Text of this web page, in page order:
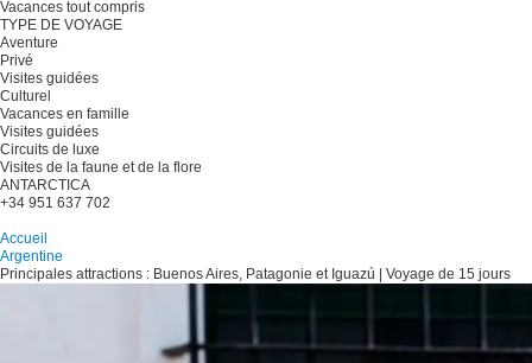
Vacances tout compris
TYPE DE VOYAGE
Aventure
Privé
Visites guidées
Culturel
Vacances en famille
Visites guidées
Circuits de luxe
Visites de la faune et de la flore
ANTARCTICA
+34 951 637 702
Accueil
Argentine
Principales attractions : Buenos Aires, Patagonie et Iguazú | Voyage de 15 jours